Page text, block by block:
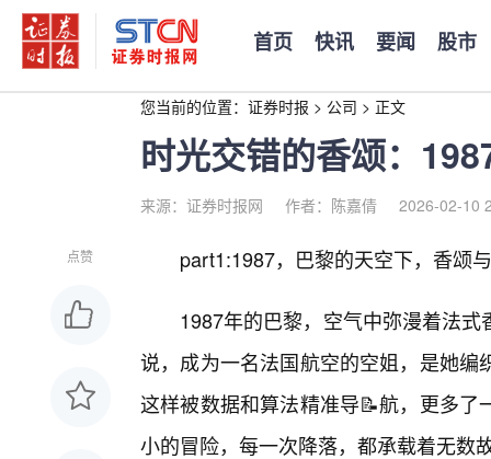
首页 快讯 要闻 股市
您当前的位置： 证券时报 > 公司 > 正文
时光交错的香颂：
来源：证券时报网 作者：陈嘉倩 2026-02-10
点赞 part1:1987，巴黎的天空下，香颂
1987年的巴黎，空气中弥漫着法
说，成为一名法国航空的空姐，是她
这样被数据和算法精准导📝航，更多
小的冒险，每一次降落，都承载着无数